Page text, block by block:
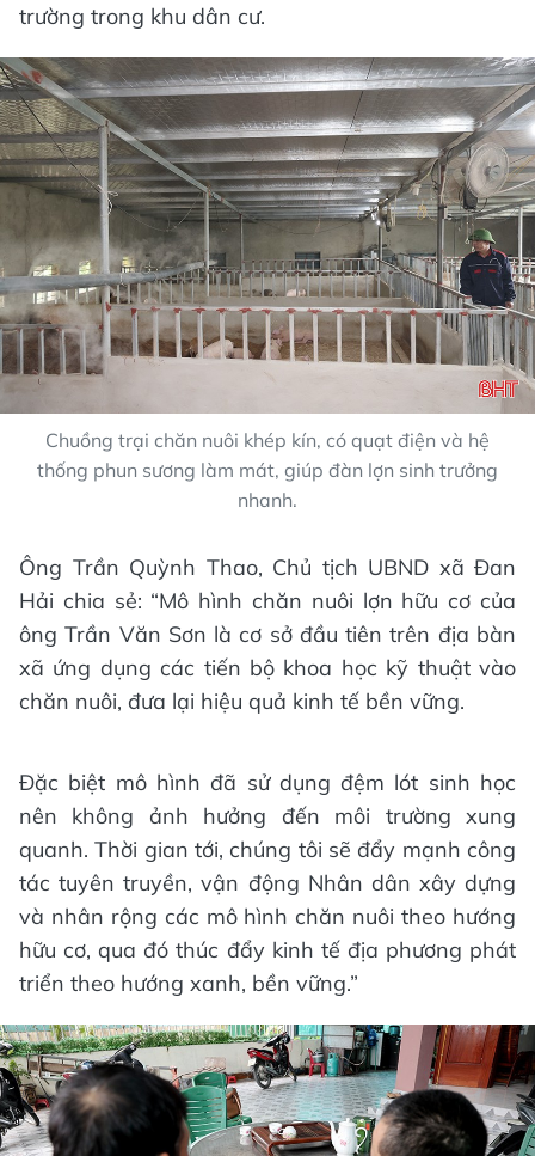
trường trong khu dân cư.
Chuồng trại chăn nuôi khép kín, có quạt điện và hệ
thống phun sương làm mát, giúp đàn lợn sinh trưởng
nhanh.
Ông Trần Quỳnh Thao, Chủ tịch UBND xã Đan
Hải chia sẻ: “Mô hình chăn nuôi lợn hữu cơ của
ông Trần Văn Sơn là cơ sở đầu tiên trên địa bàn
xã ứng dụng các tiến bộ khoa học kỹ thuật vào
chăn nuôi, đưa lại hiệu quả kinh tế bền vững.
Đặc biệt mô hình đã sử dụng đệm lót sinh học
nên không ảnh hưởng đến môi trường xung
quanh. Thời gian tới, chúng tôi sẽ đẩy mạnh công
tác tuyên truyền, vận động Nhân dân xây dựng
và nhân rộng các mô hình chăn nuôi theo hướng
hữu cơ, qua đó thúc đẩy kinh tế địa phương phát
triển theo hướng xanh, bền vững.”